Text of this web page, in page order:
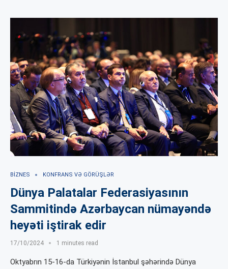
BIZNES KONFRANS VƏ GÖRÜŞLƏR
Dünya Palatalar Federasiyasının
Sammitində Azərbaycan nümayəndə
heyəti iştirak edir
17/10/2024 1 minutes read
Oktyabrın 15-16-da Türkiyənin İstanbul şəhərində Dünya